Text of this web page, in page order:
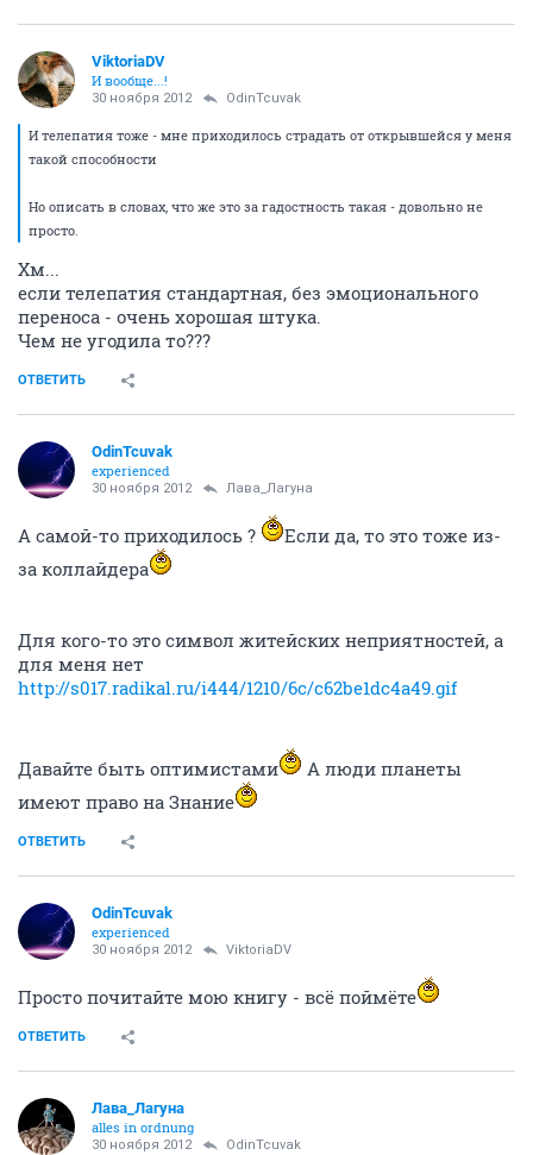
ViktoriaDV
И вообще...!
30 ноября 2012 OdinTcuvak
И телепатия тоже - мне приходилось страдать от открывшейся у меня
такой способности
Но описать в словах, что же это за гадостность такая - довольно не
просто.
Хм...
если телепатия стандартная, без эмоционального
переноса - очень хорошая штука.
Чем не угодила то???
ОТВЕТИТЬ
OdinTcuvak
experienced
30 ноября 2012 Лава_Лагуна
А самой-то приходилось ?
Если да, то это тоже из-
за коллайдера
Для кого-то это символ житейских неприятностей, а
для меня нет
http://s017.radikal.ru/i444/1210/6c/c62be1dc4a49.gif
Давайте быть оптимистами
А люди планеты
имеют право на Знание
ОТВЕТИТЬ
OdinTcuvak
experienced
30 ноября 2012 ViktoriaDV
Просто почитайте мою книгу - всё поймёте
ОТВЕТИТЬ
Лава_Лагуна
alles in ordnung
30 ноября 2012 OdinTcuvak